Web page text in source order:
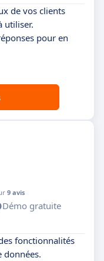
de vos clients
utiliser.
pour en
9 avis
Démo gratuite
fonctionnalités
données.